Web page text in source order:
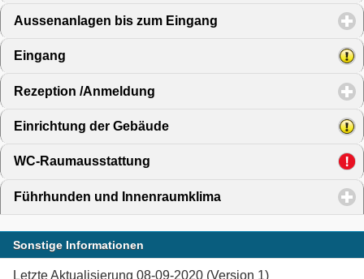
Aussenanlagen bis zum Eingang click to expand
Eingang
Rezeption /Anmeldung
Einrichtung der Gebäude
WC-Raumausstattung
Führhunden und Innenraumklima click to expand
Sonstige Informationen
Letzte Aktualisierung 08-09-2020 (Version 1)